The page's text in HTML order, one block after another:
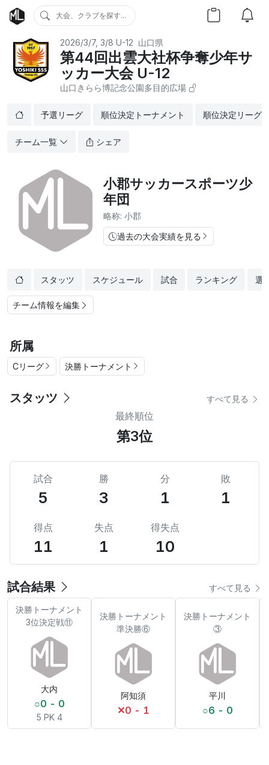
大会、クラブを探す...
2026/3/7, 3/8 U-12 山口県
第44回出雲大社杯争奪少年サ
ッカー大会 U-12
山口きらら博記念公園多目的広場
予選リーグ 順位決定トーナメント 順位決定リーグ
チーム一覧 シェア
小郡サッカースポーツ少
年団
略称: 小郡
過去の大会実績を見る
スタッツ スケジュール 試合 ランキング 選
チーム情報を編集
所属
Cリーグ 決勝トーナメント
スタッツ すべて見る
最終順位
第3位
試合
5
勝
3
分
1
敗
1
得点
11
失点
1
得失点
10
試合結果 すべて見る
決勝トーナメント
3位決定戦⑪
大内
○0 - 0
5 PK 4
決勝トーナメント
準決勝⑥
阿知須
✕0 - 1
決勝トーナメント
③
平川
○6 - 0